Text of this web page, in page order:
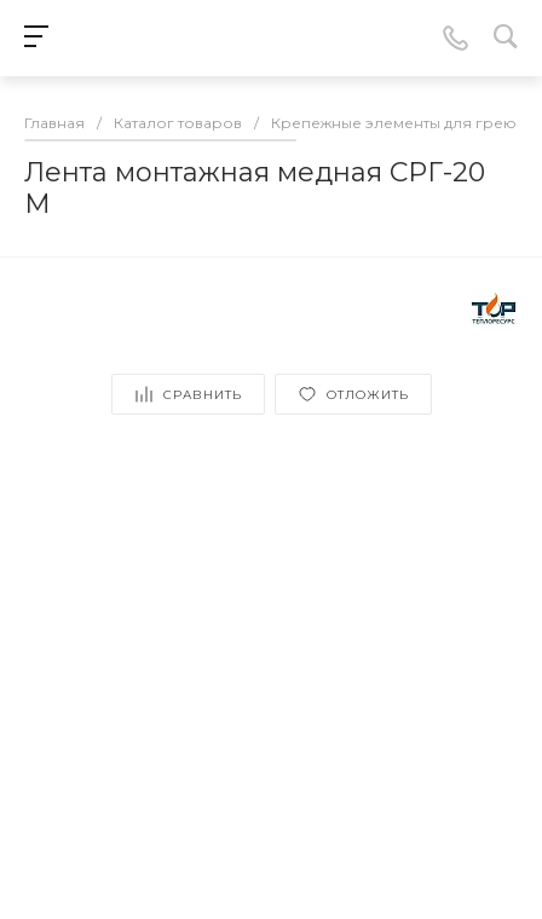
Главная / Каталог товаров / Крепежные элементы для
Лента монтажная медная СРГ-20
М
СРАВНИТЬ ОТЛОЖИТЬ